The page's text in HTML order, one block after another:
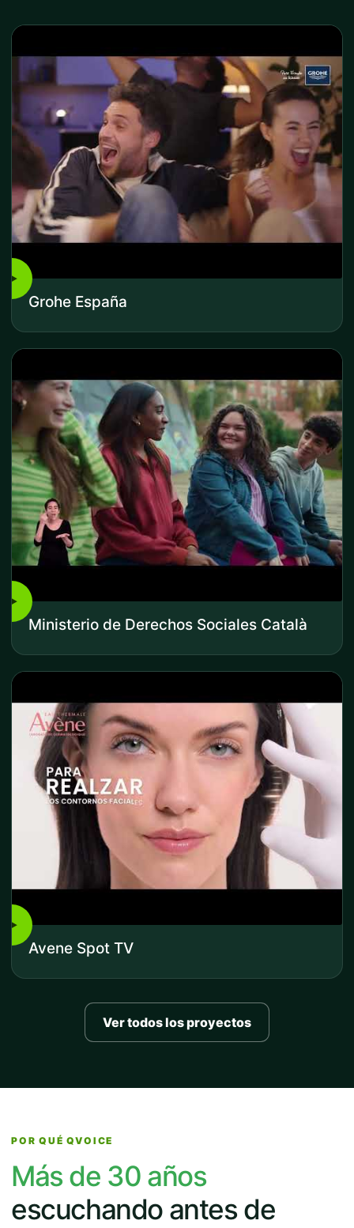
▶
Grohe España
▶
Ministerio de Derechos Sociales Català
▶
Avene Spot TV
Ver todos los proyectos
POR QUÉ QVOICE
Más de 30 años
escuchando antes de